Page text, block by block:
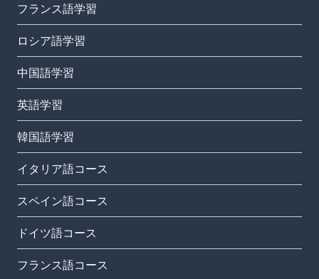
フランス語学習
ロシア語学習
中国語学習
英語学習
韓国語学習
イタリア語コース
スペイン語コース
ドイツ語コース
フランス語コース